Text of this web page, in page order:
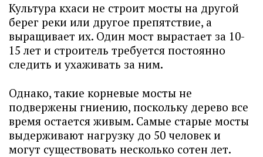
Культура кхаси не строит мосты на другой
берег реки или другое препятствие, а
выращивает их. Один мост вырастает за 10-
15 лет и строитель требуется постоянно
следить и ухаживать за ним.
Однако, такие корневые мосты не
подвержены гниению, поскольку дерево все
время остается живым. Самые старые мосты
выдерживают нагрузку до 50 человек и
могут существовать несколько сотен лет.